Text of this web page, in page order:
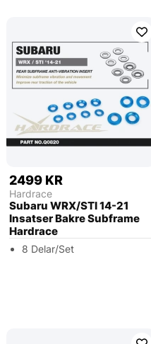
2499 KR
Hardrace
Subaru WRX/STI 14-21
Insatser Bakre Subframe
Hardrace
8 Delar/Set